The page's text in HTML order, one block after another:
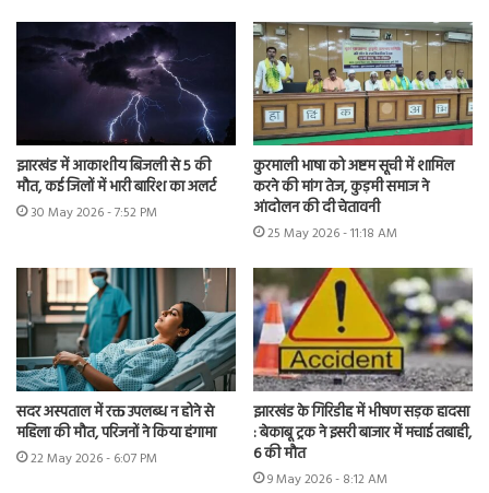
झारखंड में आकाशीय बिजली से 5 की
मौत, कई जिलों में भारी बारिश का अलर्ट
30 May 2026 - 7:52 PM
कुरमाली भाषा को अष्टम सूची में शामिल
करने की मांग तेज, कुड़मी समाज ने
आंदोलन की दी चेतावनी
25 May 2026 - 11:18 AM
सदर अस्पताल में रक्त उपलब्ध न होने से
महिला की मौत, परिजनों ने किया हंगामा
22 May 2026 - 6:07 PM
झारखंड के गिरिडीह में भीषण सड़क हादसा
: बेकाबू ट्रक ने इसरी बाजार में मचाई तबाही,
6 की मौत
9 May 2026 - 8:12 AM